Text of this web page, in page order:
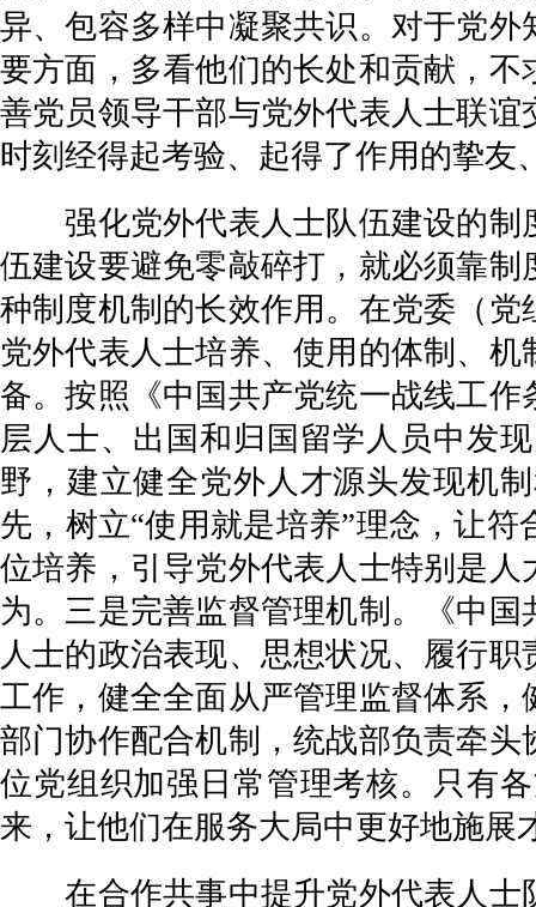
异、包容多样中凝聚共识。对于党
要方面，多看他们的长处和贡献，
善党员领导干部与党外代表人士联
时刻经得起考验、起得了作用的挚友
强化党外代表人士队伍建设的制
伍建设要避免零敲碎打，就必须靠
种制度机制的长效作用。在党委（
党外代表人士培养、使用的体制、
备。按照《中国共产党统一战线工
层人士、出国和归国留学人员中发
野，建立健全党外人才源头发现机
先，树立“使用就是培养”理念，让
位培养，引导党外代表人士特别是
为。三是完善监督管理机制。《中
人士的政治表现、思想状况、履行
工作，健全全面从严管理监督体系
部门协作配合机制，统战部负责牵
位党组织加强日常管理考核。只有
来，让他们在服务大局中更好地施展
在合作共事中提升党外代表人士